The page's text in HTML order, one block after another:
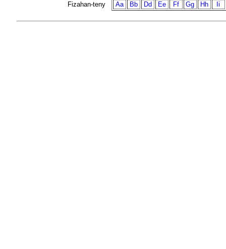
Fizahan-teny Aa Bb Dd Ee Ff Gg Hh Ii